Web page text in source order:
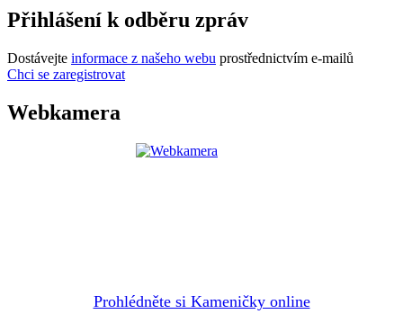
Přihlášení k odběru zpráv
Dostávejte informace z našeho webu prostřednictvím e-mailů
Chci se zaregistrovat
Webkamera
Prohlédněte si Kameničky online